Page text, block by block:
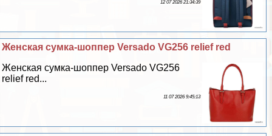
12 07 2026 21:34:39
Женская сумка-шоппер Versado VG256 relief red
Женская сумка-шоппер Versado VG256
relief red...
11 07 2026 9:45:13